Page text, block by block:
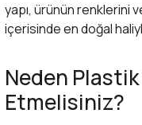
yapı, ürünün renklerini
içerisinde en doğal
Neden
Etmelisiniz?